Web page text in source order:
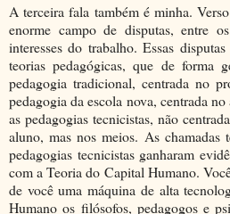
A terceira fala também é minha.
enorme campo de disputas, entre
interesses do trabalho. Essas
teorias pedagógicas, que de forma
pedagogia tradicional, centrada no
pedagogia da escola nova, centrada
as pedagogias tecnicistas, não
aluno, mas nos meios. As chamadas
pedagogias tecnicistas ganharam
com a Teoria do Capital Humano.
de você uma máquina de alta
Humano os filósofos, pedagogos e